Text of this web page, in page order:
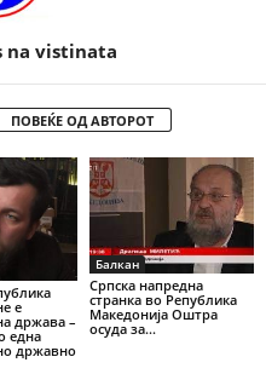
na vistinata
ПОВЕЌЕ ОД АВТОРОТ
е
држава –
една
државно
Балкан
Српска напредна
странка во Република
Македонија Оштра
осуда за...